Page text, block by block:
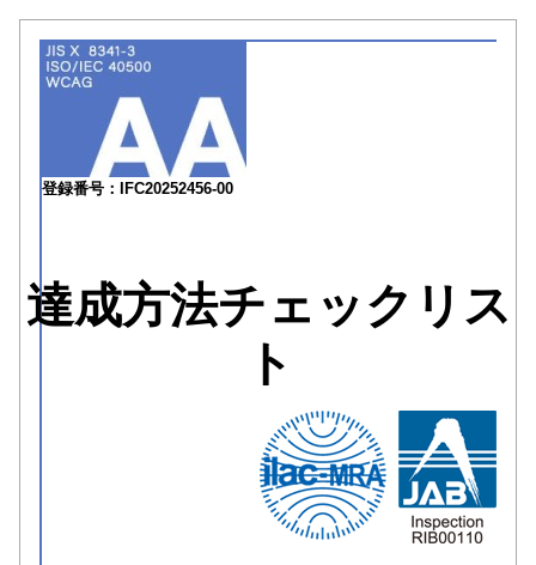
登録番号：IFC20252456-00
達成方法チェックリス
ト